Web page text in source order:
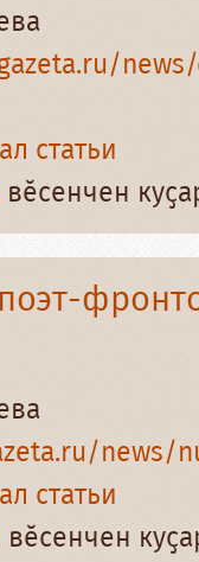
статьи
вӗсенчен
news/
статьи
вӗсенчен